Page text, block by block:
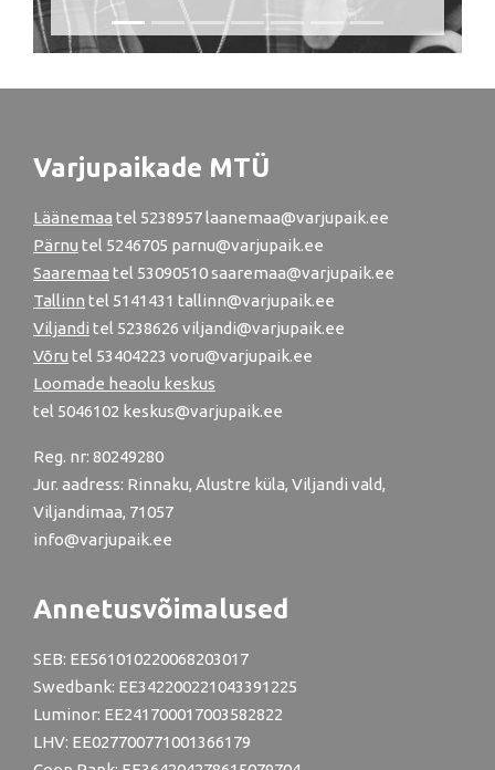
Varjupaikade MTÜ
Läänemaa tel 5238957 laanemaa@varjupaik.ee
Pärnu tel 5246705 parnu@varjupaik.ee
Saaremaa tel 53090510 saaremaa@varjupaik.ee
Tallinn tel 5141431 tallinn@varjupaik.ee
Viljandi tel 5238626 viljandi@varjupaik.ee
Võru tel 53404223 voru@varjupaik.ee
Loomade heaolu keskus
tel 5046102 keskus@varjupaik.ee
Reg. nr: 80249280
Jur. aadress: Rinnaku, Alustre küla, Viljandi vald,
Viljandimaa, 71057
info@varjupaik.ee
Annetusvõimalused
SEB: EE561010220068203017
Swedbank: EE342200221043391225
Luminor: EE241700017003582822
LHV: EE027700771001366179